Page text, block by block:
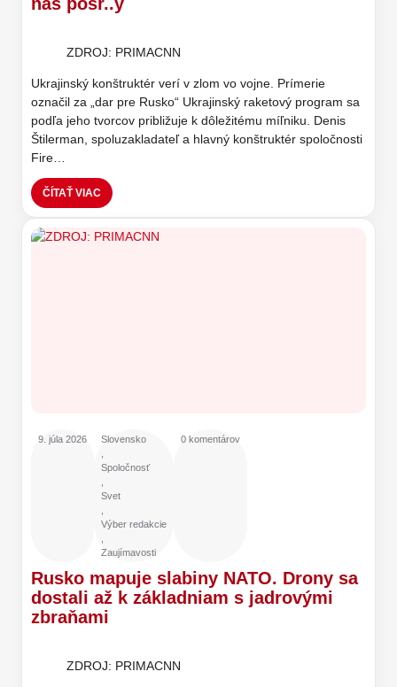
ZDROJ: PRIMACNN
Ukrajinský konštruktér verí v zlom vo vojne. Prímerie
označil za „dar pre Rusko“ Ukrajinský raketový program sa
podľa jeho tvorcov približuje k dôležitému míľniku. Denis
Štilerman, spoluzakladateľ a hlavný konštruktér spoločnosti
Fire…
ČÍTAŤ VIAC
9. júla 2026
Slovensko
Spoločnosť
Svet
Výber redakcie
Zaujímavosti
0 komentárov
Rusko mapuje slabiny NATO. Drony sa
dostali až k základniam s jadrovými
zbraňami
ZDROJ: PRIMACNN